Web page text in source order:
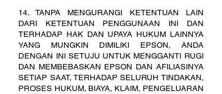
14. TANPA MENGURANGI KETENTUAN LAIN
DARI KETENTUAN PENGGUNAAN INI DAN
TERHADAP HAK DAN UPAYA HUKUM LAINNYA
YANG MUNGKIN DIMILIKI EPSON, ANDA
DENGAN INI SETUJU UNTUK MENGGANTI RUGI
DAN MEMBEBASKAN EPSON DAN AFILIASINYA
SETIAP SAAT, TERHADAP SELURUH TINDAKAN,
PROSES HUKUM, BIAYA, KLAIM, PENGELUARAN